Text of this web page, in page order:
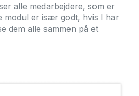
alle medarbejdere, som er
modul er især godt, hvis I har
dem alle sammen på et